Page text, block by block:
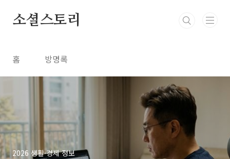
소셜스토리
홈 방명록
2026 생활·경제 정보